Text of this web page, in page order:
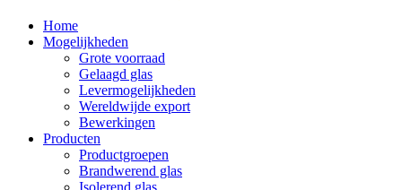
Home
Mogelijkheden
Grote voorraad
Gelaagd glas
Levermogelijkheden
Wereldwijde export
Bewerkingen
Producten
Productgroepen
Brandwerend glas
Isolerend glas